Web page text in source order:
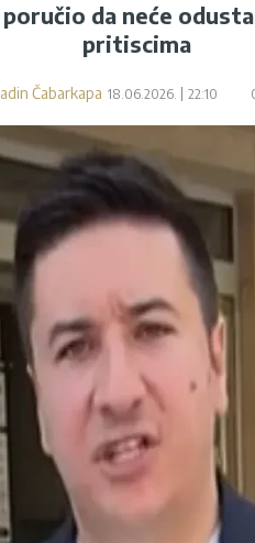
poručio da neće
pritiscima
Čabarkapa 18.06.2026. 22:10